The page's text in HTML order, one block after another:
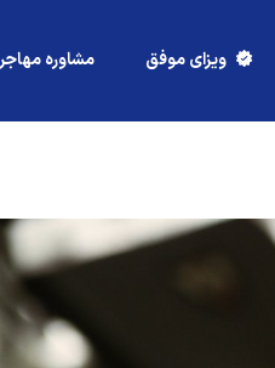
ویزای موفق مشاوره